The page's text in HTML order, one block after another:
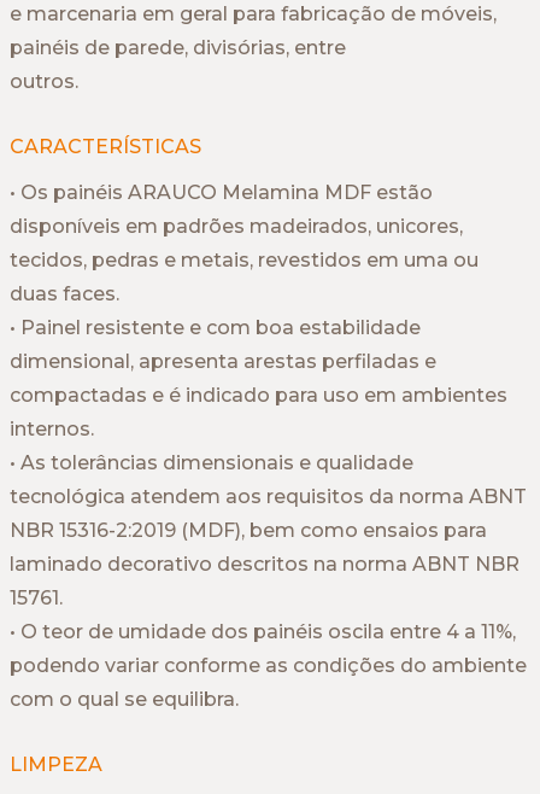
e marcenaria em geral para fabricação de móveis,
painéis de parede, divisórias, entre
outros.
CARACTERÍSTICAS
• Os painéis ARAUCO Melamina MDF estão
disponíveis em padrões madeirados, unicores,
tecidos, pedras e metais, revestidos em uma ou
duas faces.
• Painel resistente e com boa estabilidade
dimensional, apresenta arestas perfiladas e
compactadas e é indicado para uso em ambientes
internos.
• As tolerâncias dimensionais e qualidade
tecnológica atendem aos requisitos da norma ABNT
NBR 15316-2:2019 (MDF), bem como ensaios para
laminado decorativo descritos na norma ABNT NBR
15761.
• O teor de umidade dos painéis oscila entre 4 a 11%,
podendo variar conforme as condições do ambiente
com o qual se equilibra.
LIMPEZA